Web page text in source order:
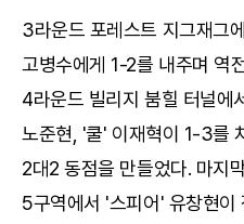
3라운드 포레스트 지그재그
고병수에게 1-2를 내주며 역
4라운드 빌리지 붐힐 터널에
노준현, '쿨' 이재혁이 1-3를
2대2 동점을 만들었다. 마지
5구역에서 '스피어' 유창현이